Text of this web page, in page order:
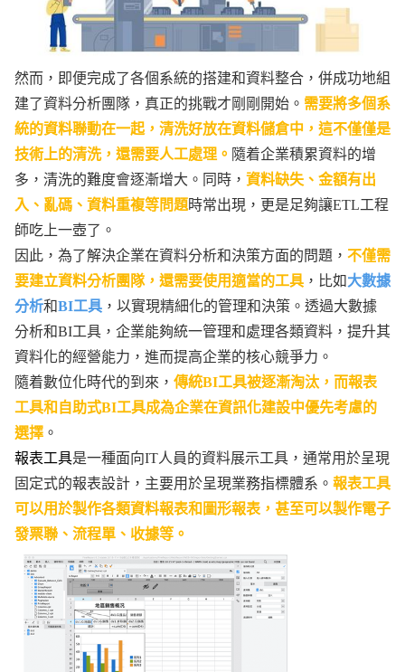
然而，即便完成了各個系統的搭建和資料整合，併成功地組
建了資料分析團隊，真正的挑戰才剛剛開始。 需要將多個系
統的資料聯動在一起，清洗好放在資料儲倉中，這不僅僅是
技術上的清洗，還需要人工處理。 隨着企業積累資料的增
多，清洗的難度會逐漸增大。同時， 資料缺失、金額有出
入、亂碼、資料重複等問題時常出現，更是足夠讓ETL工程
師吃上一壺了。
因此，為了解決企業在資料分析和決策方面的問題， 不僅需
要建立資料分析團隊，還需要使用適當的工具 ，比如大數據
分析和BI工具 ，以實現精細化的管理和決策。透過大數據
分析和BI工具，企業能夠統一管理和處理各類資料，提升其
資料化的經營能力，進而提高企業的核心競爭力。
隨着數位化時代的到來， 傳統BI工具被逐漸淘汰，而報表
工具和自助式BI工具成為企業在資訊化建設中優先考慮的
選擇 。
報表工具是一種面向IT人員的資料展示工具，通常用於呈現
固定式的報表設計，主要用於呈現業務指標體系。 報表工具
可以用於製作各類資料報表和圖形報表，甚至可以製作電子
發票聯、流程單、收據等。